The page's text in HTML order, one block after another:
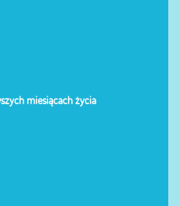
miesiącach życia